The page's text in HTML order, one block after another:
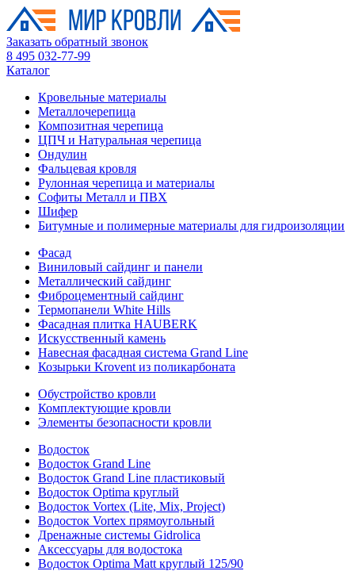
Заказать обратный звонок
8 495 032-77-99
Каталог
Кровельные материалы
Металлочерепица
Композитная черепица
ЦПЧ и Натуральная черепица
Ондулин
Фальцевая кровля
Рулонная черепица и материалы
Софиты Металл и ПВХ
Шифер
Битумные и полимерные материалы для гидроизоляции
Фасад
Виниловый сайдинг и панели
Металлический сайдинг
Фиброцементный сайдинг
Термопанели White Hills
Фасадная плитка HAUBERK
Искусственный камень
Навесная фасадная система Grand Line
Козырьки Krovent из поликарбоната
Обустройство кровли
Комплектующие кровли
Элементы безопасности кровли
Водосток
Водосток Grand Line
Водосток Grand Line пластиковый
Водосток Optima круглый
Водосток Vortex (Lite, Mix, Project)
Водосток Vortex прямоугольный
Дренажные системы Gidrolica
Аксессуары для водостока
Водосток Optima Matt круглый 125/90